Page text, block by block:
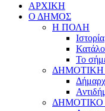
ΑΡΧΙΚΗ
Ο ΔΗΜΟΣ
Η ΠΟΛΗ
Ιστορία
Το